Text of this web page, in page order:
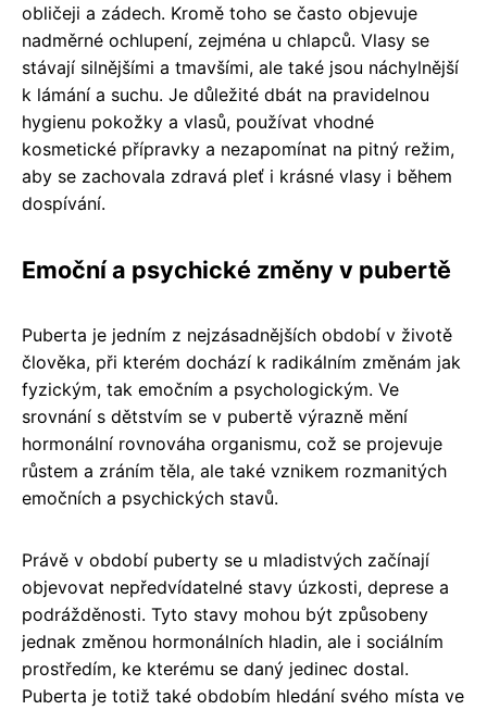
obličeji a zádech. Kromě toho se často objevuje
nadměrné ochlupení, zejména u chlapců. Vlasy se
stávají silnějšími a tmavšími, ale také jsou náchylnější
k lámání a suchu. Je důležité dbát na pravidelnou
hygienu pokožky a vlasů, používat vhodné
kosmetické přípravky a nezapomínat na pitný režim,
aby se zachovala zdravá pleť i krásné vlasy i během
dospívání.
Emoční a psychické změny v pubertě
Puberta je jedním z nejzásadnějších období v životě
člověka, při kterém dochází k radikálním změnám jak
fyzickým, tak emočním a psychologickým. Ve
srovnání s dětstvím se v pubertě výrazně mění
hormonální rovnováha organismu, což se projevuje
růstem a zráním těla, ale také vznikem rozmanitých
emočních a psychických stavů.
Právě v období puberty se u mladistvých začínají
objevovat nepředvídatelné stavy úzkosti, deprese a
podrážděnosti. Tyto stavy mohou být způsobeny
jednak změnou hormonálních hladin, ale i sociálním
prostředím, ke kterému se daný jedinec dostal.
Puberta je totiž také obdobím hledání svého místa ve